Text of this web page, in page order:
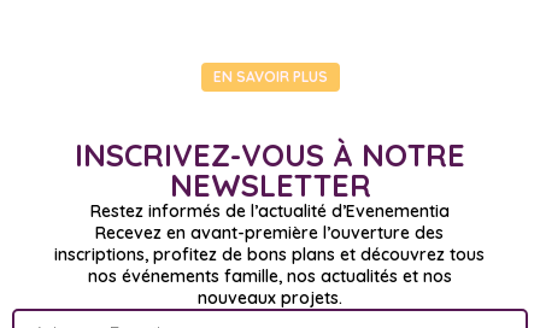
EN SAVOIR PLUS
INSCRIVEZ-VOUS À NOTRE
NEWSLETTER
Restez informés de l’actualité d’Evenementia
Recevez en avant-première l’ouverture des
inscriptions, profitez de bons plans et découvrez tous
nos événements famille, nos actualités et nos
nouveaux projets.